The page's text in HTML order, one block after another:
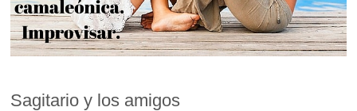
Sagitario y los amigos